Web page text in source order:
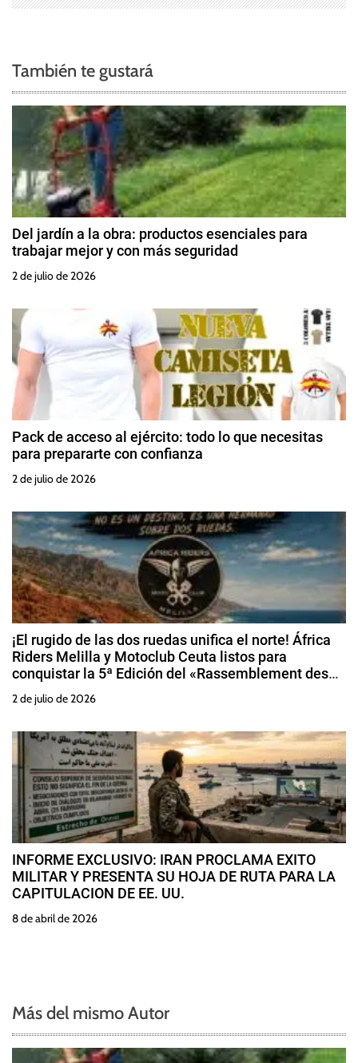
s
También te gustará
Del jardín a la obra: productos esenciales para
trabajar mejor y con más seguridad
2 de julio de 2026
Pack de acceso al ejército: todo lo que necesitas
para prepararte con confianza
2 de julio de 2026
¡El rugido de las dos ruedas unifica el norte! África
Riders Melilla y Motoclub Ceuta listos para
conquistar la 5ª Edición del «Rassemblement des
Amis Alhuseima»
2 de julio de 2026
INFORME EXCLUSIVO: IRAN PROCLAMA EXITO
MILITAR Y PRESENTA SU HOJA DE RUTA PARA LA
CAPITULACION DE EE. UU.
8 de abril de 2026
Más del mismo Autor